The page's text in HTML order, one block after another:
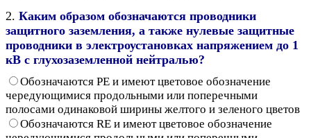
2. Каким образом обозначаются проводники
защитного заземления, а также нулевые защитные
проводники в электроустановках напряжением до 1
кВ с глухозаземленной нейтралью?
Обозначаются РЕ и имеют цветовое обозначение
чередующимися продольными или поперечными
полосами одинаковой ширины желтого и зеленого цветов
Обозначаются RE и имеют цветовое обозначение